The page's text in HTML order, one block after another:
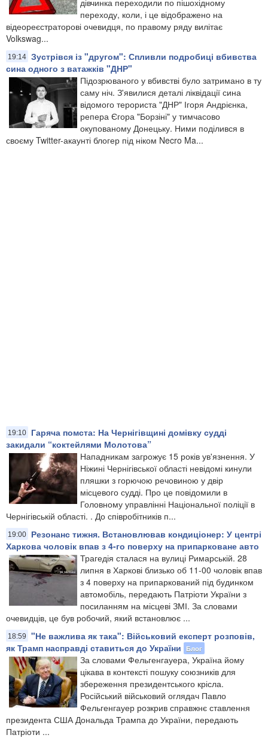
переходу, коли, і це відображено на
відеореєстраторові очевидця, по правому ряду вилітає
Volkswag...
19:14 Зустрівся із "другом": Спливли подробиці вбивства
сина одного з ватажків "ДНР"
Підозрюваного у вбивстві було затримано в ту
саму ніч. З'явилися деталі ліквідації сина
відомого терориста "ДНР" Ігоря Андрієнка,
репера Єгора "Борзіні" у тимчасово
окупованому Донецьку. Ними поділився в
своєму Twitter-акаунті блогер під ніком Necro Ma...
19:10
Гаряча помста: На Чернігівщині домівку судді
закидали “коктейлями Молотова”
Нападникам загрожує 15 років ув'язнення. У
Ніжині Чернігівської області невідомі кинули
пляшки з горючою речовиною у двір
місцевого судді. Про це повідомили в
Головному управлінні Національної поліції в
Чернігівській області. . До співробітників п...
19:00
Резонанс тижня. Встановлював кондиціонер: У центрі
Харкова чоловік впав з 4-го поверху на припарковане авто
Трагедія сталася на вулиці Римарській. 28
липня в Харкові близько об 11-00 чоловік впав
з 4 поверху на припаркований під будинком
автомобіль, передають Патріоти України з
посиланням на місцеві ЗМІ. За словами
очевидців, це був робочий, який встановлює ...
18:59
"Не важлива як така": Військовий експерт розповів,
як Трамп насправді ставиться до України
Блог
За словами Фельгенгауера, Україна йому
цікава в контексті пошуку союзників для
збереження президентського крісла.
Російський військовий оглядач Павло
Фельгенгауер розкрив справжнє ставлення
президента США Дональда Трампа до України, передають
Патріоти ...